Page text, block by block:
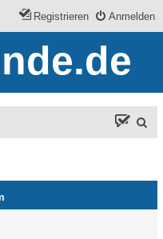
Anmelden
Registrieren